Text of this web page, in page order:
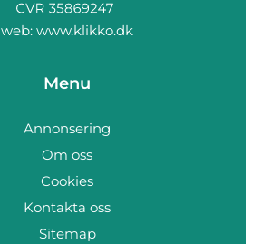
web: www.klikko.dk
Menu
Annonsering
Om oss
Cookies
Kontakta oss
Sitemap